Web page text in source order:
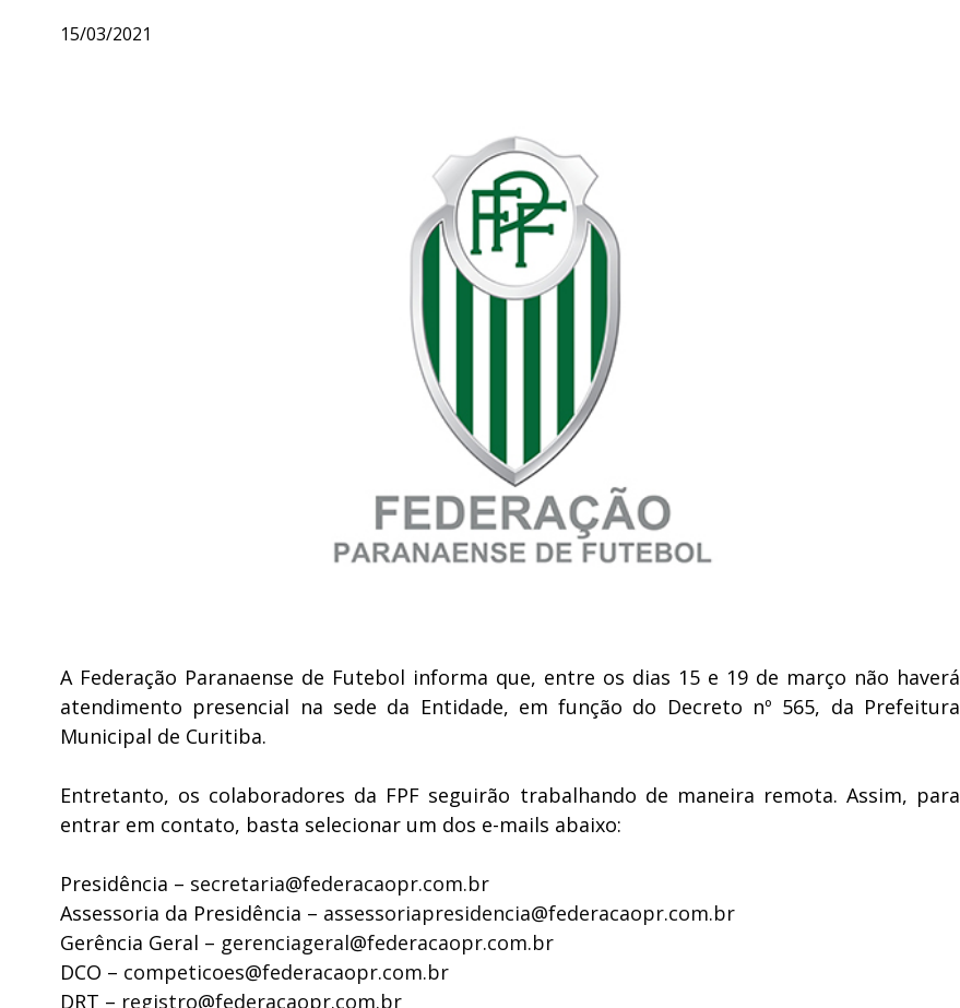
15/03/2021
A Federação Paranaense de Futebol informa que, entre os dias 15 e 19 de março não haverá
atendimento presencial na sede da Entidade, em função do Decreto nº 565, da Prefeitura
Municipal de Curitiba.
Entretanto, os colaboradores da FPF seguirão trabalhando de maneira remota. Assim, para
entrar em contato, basta selecionar um dos e-mails abaixo:
Presidência – secretaria@federacaopr.com.br
Assessoria da Presidência – assessoriapresidencia@federacaopr.com.br
Gerência Geral – gerenciageral@federacaopr.com.br
DCO – competicoes@federacaopr.com.br
DRT – registro@federacaopr.com.br